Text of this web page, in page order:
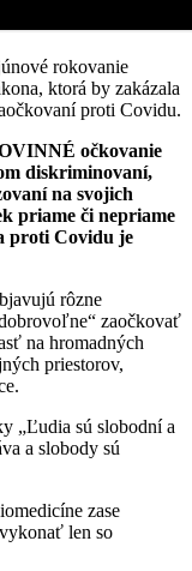
rokovanie
ktorá by zakázala
proti Covidu.
očkovanie
diskriminovaní,
na svojich
priame či nepriame
proti Covidu je
rôzne
zaočkovať
na hromadných
priestorov,
„Ľudia sú slobodní a
a slobody sú
zase
len so